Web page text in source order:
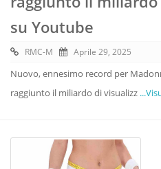
su Youtube
RMC-M Aprile 29, 2025
Nuovo, ennesimo record per
raggiunto il miliardo di visualizz